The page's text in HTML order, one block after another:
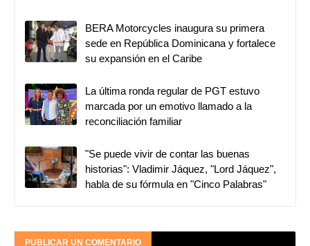
BERA Motorcycles inaugura su primera
sede en República Dominicana y fortalece
su expansión en el Caribe
La última ronda regular de PGT estuvo
marcada por un emotivo llamado a la
reconciliación familiar
"Se puede vivir de contar las buenas
historias": Vladimir Jáquez, "Lord Jáquez",
habla de su fórmula en "Cinco Palabras"
PUBLICAR UN COMENTARIO